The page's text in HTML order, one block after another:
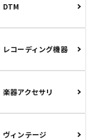
DTM
レコーディング機器
楽器アクセサリ
ヴィンテージ